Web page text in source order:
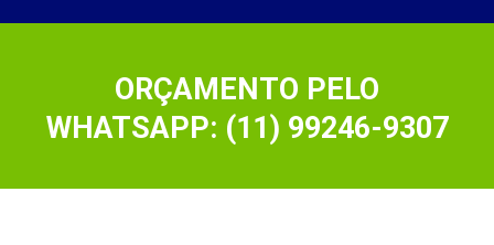
ORÇAMENTO PELO
WHATSAPP: (11) 99246-9307